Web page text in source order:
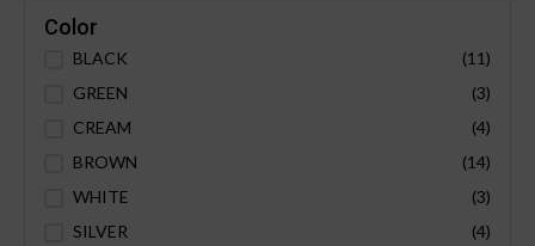
Color
BLACK
(11)
GREEN
(3)
CREAM
(4)
BROWN
(14)
WHITE
(3)
SILVER
(4)